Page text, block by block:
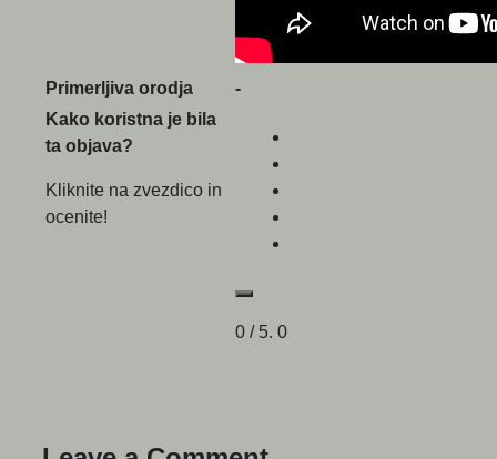
Primerljiva orodja
-
Kako koristna je bila
ta objava?
Kliknite na zvezdico in
ocenite!
0 / 5. 0